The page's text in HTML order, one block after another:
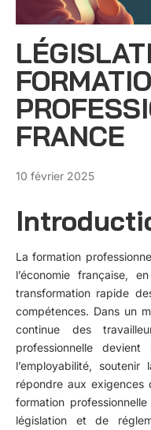
FRANCE
10 février 2025
La formation
l’économie française,
transformation rapide
compétences. Dans un
continue des
professionnelle
l’employabilité,
répondre aux exigences
formation
législation et de